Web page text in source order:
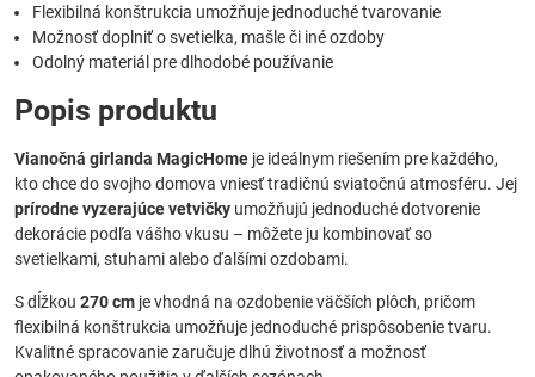
Flexibilná konštrukcia umožňuje jednoduché tvarovanie
Možnosť doplniť o svetielka, mašle či iné ozdoby
Odolný materiál pre dlhodobé používanie
Popis produktu
Vianočná girlanda MagicHome je ideálnym riešením pre každého,
kto chce do svojho domova vniesť tradičnú sviatočnú atmosféru. Jej
prírodne vyzerajúce vetvičky umožňujú jednoduché dotvorenie
dekorácie podľa vášho vkusu – môžete ju kombinovať so
svetielkami, stuhami alebo ďalšími ozdobami.
S dĺžkou 270 cm je vhodná na ozdobenie väčších plôch, pričom
flexibilná konštrukcia umožňuje jednoduché prispôsobenie tvaru.
Kvalitné spracovanie zaručuje dlhú životnosť a možnosť